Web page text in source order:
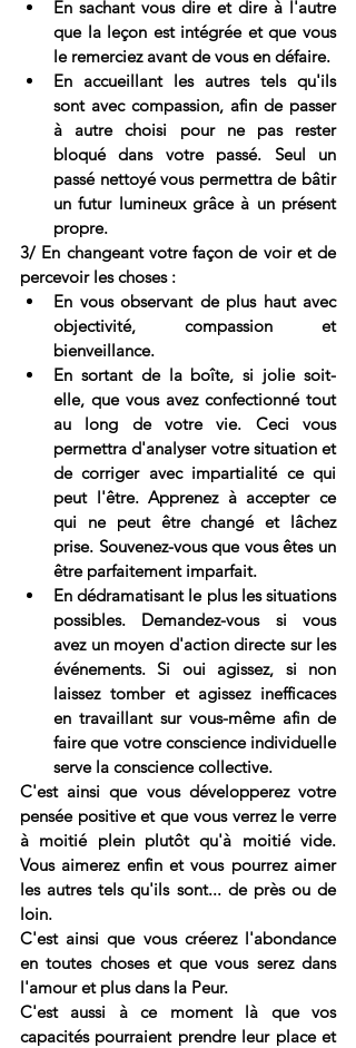
En sachant vous dire et dire à l'autre
que la leçon est intégrée et que vous
le remerciez avant de vous en défaire.
En accueillant les autres tels qu'ils
sont avec compassion, afin de passer
à autre choisi pour ne pas rester
bloqué dans votre passé. Seul un
passé nettoyé vous permettra de bâtir
un futur lumineux grâce à un présent
propre.
3/ En changeant votre façon de voir et de
percevoir les choses :
En vous observant de plus haut avec
objectivité, compassion et
bienveillance.
En sortant de la boîte, si jolie soit-
elle, que vous avez confectionné tout
au long de votre vie. Ceci vous
permettra d'analyser votre situation et
de corriger avec impartialité ce qui
peut l'être. Apprenez à accepter ce
qui ne peut être changé et lâchez
prise. Souvenez-vous que vous êtes un
être parfaitement imparfait.
En dédramatisant le plus les situations
possibles. Demandez-vous si vous
avez un moyen d'action directe sur les
événements. Si oui agissez, si non
laissez tomber et agissez inefficaces
en travaillant sur vous-même afin de
faire que votre conscience individuelle
serve la conscience collective.
C'est ainsi que vous développerez votre
pensée positive et que vous verrez le verre
à moitié plein plutôt qu'à moitié vide.
Vous aimerez enfin et vous pourrez aimer
les autres tels qu'ils sont... de près ou de
loin.
C'est ainsi que vous créerez l'abondance
en toutes choses et que vous serez dans
l'amour et plus dans la Peur.
C'est aussi à ce moment là que vos
capacités pourraient prendre leur place et